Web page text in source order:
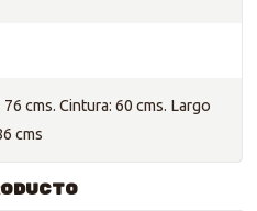
cms. Cintura: 60 cms. Largo
cms